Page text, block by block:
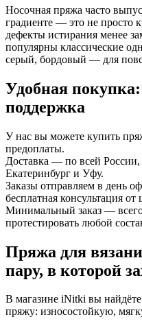
Носочная пряжа часто
градиенте — это не просто
дефекты истирания менее
популярны классические
серый, бордовый — для
Удобная покупка:
поддержка
У нас вы можете купить
предоплаты.
Доставка — по всей России
Екатеринбург и Уфу.
Заказы отправляем в день
бесплатная консультация
Минимальный заказ —
протестировать любой
Пряжа для
пару, в которой
В магазине iNitki вы
пряжу: износостойкую,